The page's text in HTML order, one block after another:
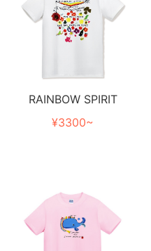
RAINBOW SPIRIT
¥3300~